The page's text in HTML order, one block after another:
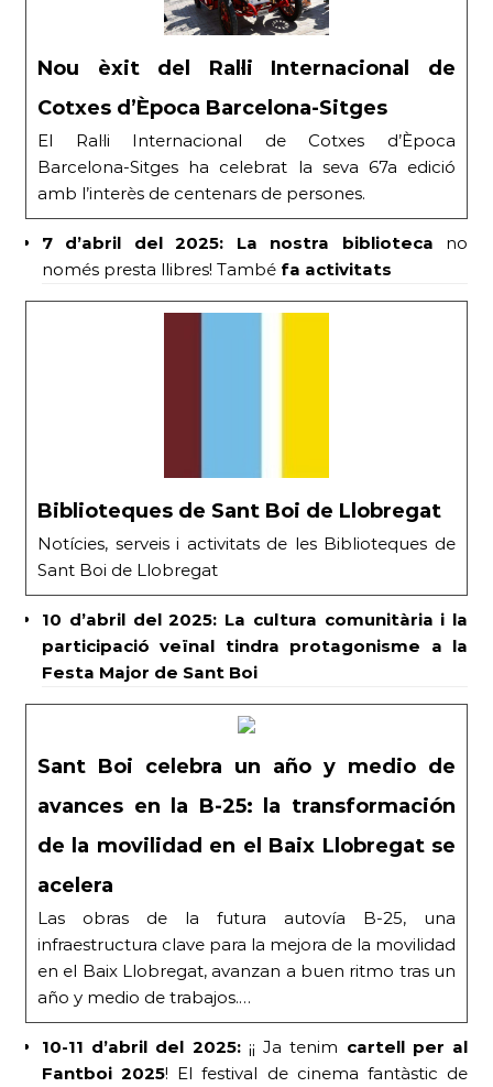
Nou èxit del Ral·li Internacional de
Cotxes d’Època Barcelona-Sitges
El Ral·li Internacional de Cotxes d’Època
Barcelona-Sitges ha celebrat la seva 67a edició
amb l’interès de centenars de persones.
7 d’abril del 2025: La nostra biblioteca no
només presta llibres! També fa activitats
Biblioteques de Sant Boi de Llobregat
Notícies, serveis i activitats de les Biblioteques de
Sant Boi de Llobregat
10 d’abril del 2025: La cultura comunitària i la
participació veïnal tindra protagonisme a la
Festa Major de Sant Boi
Sant Boi celebra un año y medio de
avances en la B-25: la transformación
de la movilidad en el Baix Llobregat se
acelera
Las obras de la futura autovía B-25, una
infraestructura clave para la mejora de la movilidad
en el Baix Llobregat, avanzan a buen ritmo tras un
año y medio de trabajos.…
10-11 d’abril del 2025:¡¡ Ja tenim cartell per al
Fantboi 2025! El festival de cinema fantàstic de